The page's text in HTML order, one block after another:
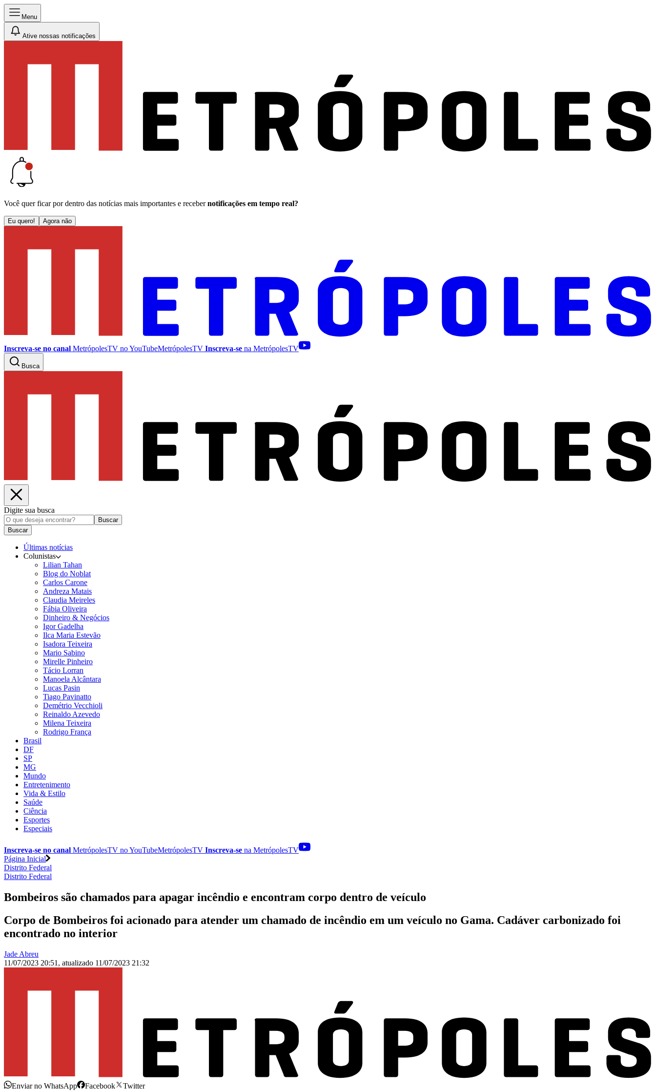
Menu
Ative nossas notificações
Você quer ficar por dentro das notícias mais importantes e receber notificações em tempo real?
Eu quero! Agora não
Inscreva-se no canal MetrópolesTV noYouTubeMetrópolesTV Inscreva-se na MetrópolesTV
Busca
Digite sua busca
Buscar
Buscar
Últimas notícias
Colunistas
Lilian Tahan
Blog do Noblat
Carlos Carone
Andreza Matais
Claudia Meireles
Fábia Oliveira
Dinheiro & Negócios
Igor Gadelha
Ilca Maria Estevão
Isadora Teixeira
Mario Sabino
Mirelle Pinheiro
Tácio Lorran
Manoela Alcântara
Lucas Pasin
Tiago Pavinatto
Demétrio Vecchioli
Reinaldo Azevedo
Milena Teixeira
Rodrigo França
Brasil
DF
SP
MG
Mundo
Entretenimento
Vida & Estilo
Saúde
Ciência
Esportes
Especiais
Inscreva-se no canal MetrópolesTV noYouTubeMetrópolesTV Inscreva-se na MetrópolesTV
Página Inicial
Distrito Federal
Distrito Federal
Bombeiros são chamados para apagar incêndio e encontram corpo dentro de veículo
Corpo de Bombeiros foi acionado para atender um chamado de incêndio em um veículo no Gama. Cadáver carbonizado foi
encontrado no interior
Jade Abreu
11/07/2023 20:51 , atualizado 11/07/2023 21:32
Enviar no WhatsApp Facebook
Twitter